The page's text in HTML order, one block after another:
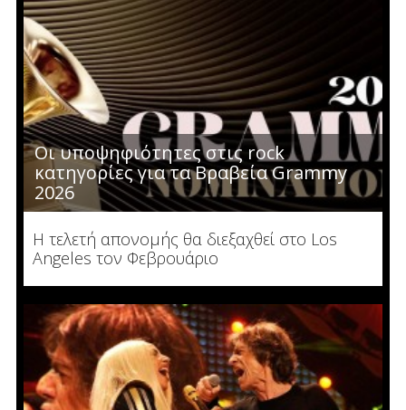
Οι υποψηφιότητες στις rock
κατηγορίες για τα Βραβεία Grammy
2026
Η τελετή απονομής θα διεξαχθεί στο Los
Angeles τον Φεβρουάριο